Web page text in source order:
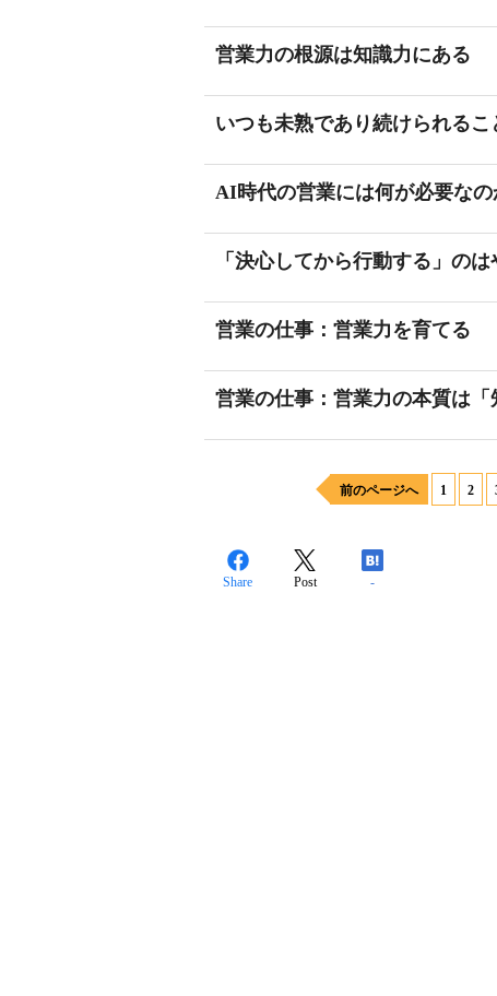
営業力の根源は知識力にある
いつも未熟であり続けられる
AI時代の営業には何が必要なの
「決心してから行動する」の
営業の仕事：営業力を育てる
営業の仕事：営業力の本質は
前のページへ 1 2
Share Post -